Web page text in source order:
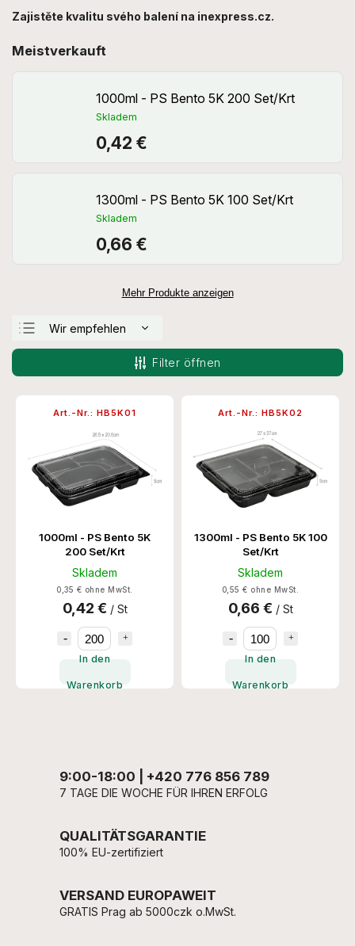
Zajistěte kvalitu svého balení na inexpress.cz.
Meistverkauft
1000ml - PS Bento 5K 200 Set/Krt
Skladem
0,42 €
1300ml - PS Bento 5K 100 Set/Krt
Skladem
0,66 €
Mehr Produkte anzeigen
Wir empfehlen
Teuerste
Alphabetisch
Filter öffnen
1000ml - PS Bento 5K
200 Set/Krt
Skladem
0,35 € ohne MwSt.
0,42 € / St
In den
Warenkorb
Art.-Nr.: HB5K01
1300ml - PS Bento 5K 100
Set/Krt
Skladem
0,55 € ohne MwSt.
0,66 € / St
In den
Warenkorb
Art.-Nr.: HB5K02
9:00-18:00 | +420 776 856 789
7 TAGE DIE WOCHE FÜR IHREN ERFOLG
QUALITÄTSGARANTIE
100% EU-zertifiziert
VERSAND EUROPAWEIT
GRATIS Prag ab 5000czk o.MwSt.